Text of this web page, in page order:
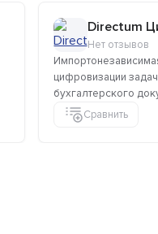
Directum
Нет отзывов
цифровизации
бухгалтерского
Сравнить